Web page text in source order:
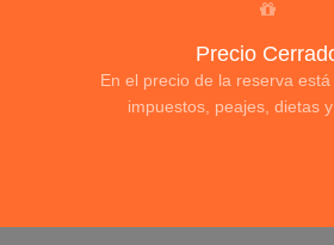
Precio
En el precio de la reserva
impuestos, peajes, dietas